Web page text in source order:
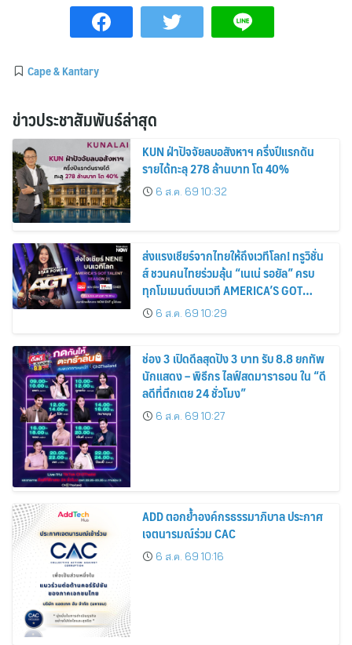
Cape & Kantary
ข่าวประชาสัมพันธ์ล่าสุด
KUN ฝ่าปัจจัยลบอสังหาฯ ครึ่งปีแรกดัน
รายได้ทะลุ 278 ล้านบาท โต 40%
6 ส.ค. 69 10:32
ส่งแรงเชียร์จากไทยให้ถึงเวทีโลก! ทรูวิชั่น
ส์ ชวนคนไทยร่วมลุ้น “เนเน่ รอยัล” ครบ
ทุกโมเมนต์บนเวที AMERICA’S GOT
TALENT SEASON 21
6 ส.ค. 69 10:29
ช่อง 3 เปิดดีลสุดปัง 3 บาท รับ 8.8 ยกทัพ
นักแสดง – พิธีกร ไลฟ์สดมาราธอน ใน “ดี
ลดีที่ตึกเตย 24 ชั่วโมง”
6 ส.ค. 69 10:27
ADD ตอกย้ำองค์กรธรรมาภิบาล ประกาศ
เจตนารมณ์ร่วม CAC
6 ส.ค. 69 10:16